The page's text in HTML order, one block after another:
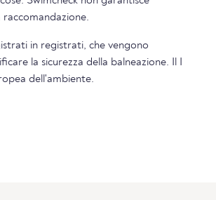
raccomandazione.
in registrati, che vengono
la sicurezza della balneazione. Il I
dell'ambiente.